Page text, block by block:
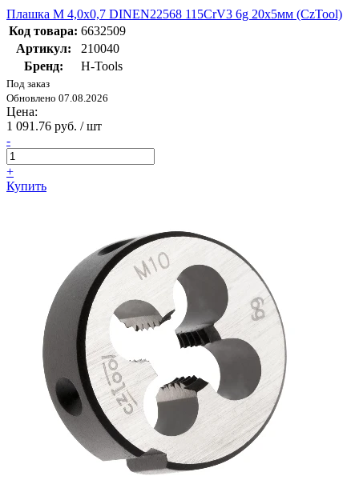
Плашка М 4,0х0,7 DINEN22568 115CrV3 6g 20х5мм (CzTool)
Код товара: 6632509
Артикул:
210040
Бренд:
H-Tools
Под заказ
Обновлено 07.08.2026
Цена:
1 091.76 руб. / шт
-
+
Купить